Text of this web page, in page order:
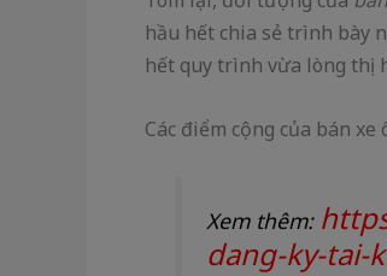
hầu hết chia sẻ trình bày
hết quy trình vừa lòng thị
Các điểm cộng của bán xe
Xem thêm:
dang-ky-tai-